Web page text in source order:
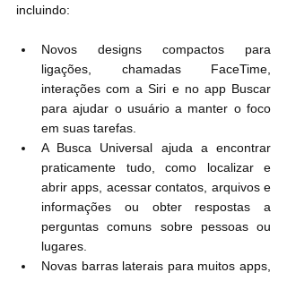
incluindo:
Novos designs compactos para
ligações, chamadas FaceTime,
interações com a Siri e no app Buscar
para ajudar o usuário a manter o foco
em suas tarefas.
A Busca Universal ajuda a encontrar
praticamente tudo, como localizar e
abrir apps, acessar contatos, arquivos e
informações ou obter respostas a
perguntas comuns sobre pessoas ou
lugares.
Novas barras laterais para muitos apps,